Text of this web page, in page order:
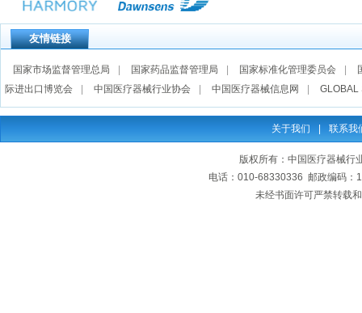
友情链接
国家市场监督管理总局 国家药品监督管理局 国家标准化管理委员会
际进出口博览会
中国医疗器械行业协会 中国医疗器械信息网 GLOBAL
关于我们 联系我
版权所有：中国医疗器械行
电话：010-68330336 邮政编码：
未经书面许可严禁转载